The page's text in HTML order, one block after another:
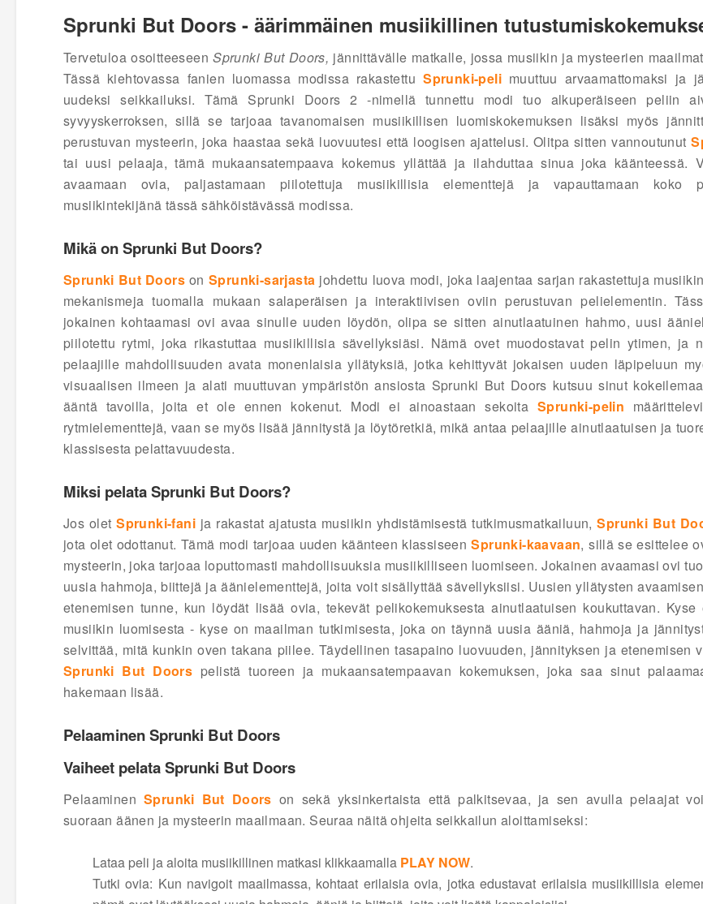
Sprunki But Doors - äärimmäinen musiikillinen
Tervetuloa osoitteeseenSprunki But Doors, jännittävälle matkalle, jossa musiikin ja mysteerien
Tässä kiehtovassa fanien luomassa modissa rakastettuSprunki-pelimuuttuu arvaamattomaksi ja
uudeksi seikkailuksi. Tämä Sprunki Doors 2 -nimellä tunnettu modi tuo alkuperäiseen peliin
syvyyskerroksen, sillä se tarjoaa tavanomaisen musiikillisen luomiskokemuksen lisäksi myös
perustuvan mysteerin, joka haastaa sekä luovuutesi että loogisen ajattelusi. Olitpa sitten vannoutunut
tai uusi pelaaja, tämä mukaansatempaava kokemus yllättää ja ilahduttaa sinua joka käänteessä.
avaamaan ovia, paljastamaan piilotettuja musiikillisia elementtejä ja vapauttamaan koko
musiikintekijänä tässä sähköistävässä modissa.
Mikä on Sprunki But Doors?
Sprunki But Doors on Sprunki-sarjasta johdettu luova modi, joka laajentaa sarjan rakastettuja
mekanismeja tuomalla mukaan salaperäisen ja interaktiivisen oviin perustuvan pelielementin.
jokainen kohtaamasi ovi avaa sinulle uuden löydön, olipa se sitten ainutlaatuinen hahmo, uusi
piilotettu rytmi, joka rikastuttaa musiikillisia sävellyksiäsi. Nämä ovet muodostavat pelin ytimen, ja
pelaajille mahdollisuuden avata monenlaisia yllätyksiä, jotka kehittyvät jokaisen uuden läpipeluun
visuaalisen ilmeen ja alati muuttuvan ympäristön ansiosta Sprunki But Doors kutsuu sinut
ääntä tavoilla, joita et ole ennen kokenut. Modi ei ainoastaan sekoita Sprunki-pelin
rytmielementtejä, vaan se myös lisää jännitystä ja löytöretkiä, mikä antaa pelaajille ainutlaatuisen ja
klassisesta pelattavuudesta.
Miksi pelata Sprunki But Doors?
Jos oletSprunki-fani ja rakastat ajatusta musiikin yhdistämisestä tutkimusmatkailuun,Sprunki But
jota olet odottanut. Tämä modi tarjoaa uuden käänteen klassiseenSprunki-kaavaan, sillä se esittelee
mysteerin, joka tarjoaa loputtomasti mahdollisuuksia musiikilliseen luomiseen. Jokainen avaamasi ovi
uusia hahmoja, biittejä ja äänielementtejä, joita voit sisällyttää sävellyksiisi. Uusien yllätysten
etenemisen tunne, kun löydät lisää ovia, tekevät pelikokemuksesta ainutlaatuisen koukuttavan.
musiikin luomisesta - kyse on maailman tutkimisesta, joka on täynnä uusia ääniä, hahmoja ja
selvittää, mitä kunkin oven takana piilee. Täydellinen tasapaino luovuuden, jännityksen ja etenemisen
Sprunki But Doors pelistä tuoreen ja mukaansatempaavan kokemuksen, joka saa sinut
hakemaan lisää.
Pelaaminen Sprunki But Doors
Vaiheet pelata Sprunki But Doors
Pelaaminen Sprunki But Doors on sekä yksinkertaista että palkitsevaa, ja sen avulla pelaajat
suoraan äänen ja mysteerin maailmaan. Seuraa näitä ohjeita seikkailun aloittamiseksi:
Lataa peli ja aloita musiikillinen matkasi klikkaamalla PLAY NOW.
Tutki ovia: Kun navigoit maailmassa, kohtaat erilaisia ovia, jotka edustavat erilaisia musiikillisia